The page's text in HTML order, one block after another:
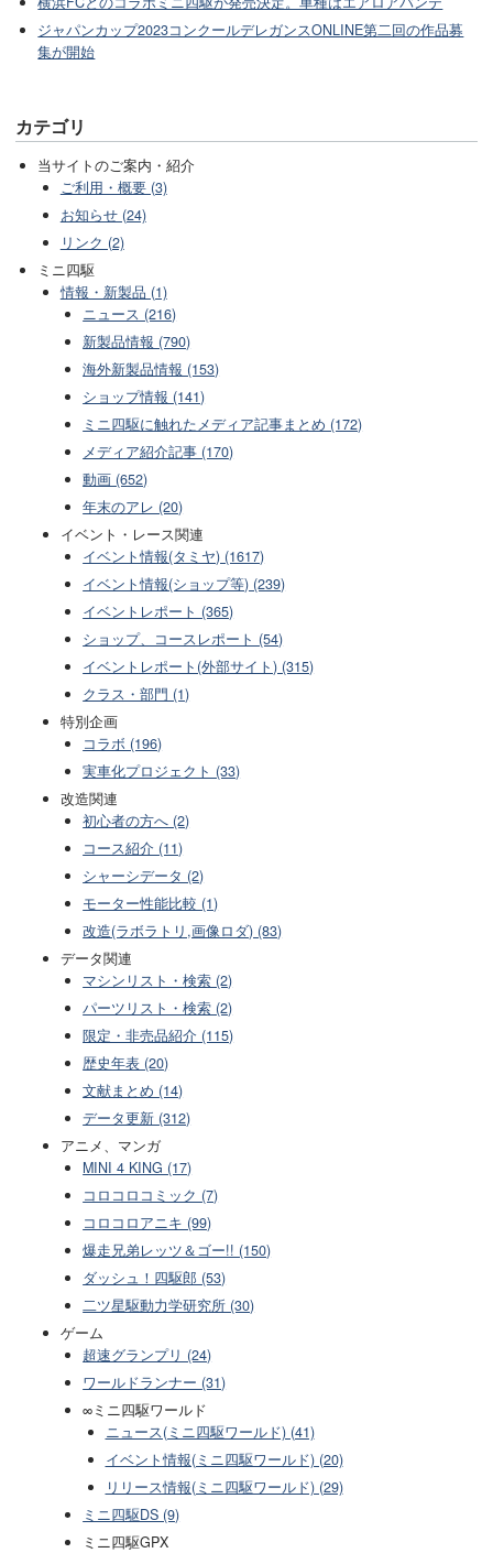
ジャパンカップ2023コンクールデレガンスONLINE第二回の作品募
集が開始
カテゴリ
当サイトのご案内・紹介
ご利用・概要 (3)
お知らせ (24)
リンク (2)
ミニ四駆
情報・新製品 (1)
ニュース (216)
新製品情報 (790)
海外新製品情報 (153)
ショップ情報 (141)
ミニ四駆に触れたメディア記事まとめ (172)
メディア紹介記事 (170)
動画 (652)
年末のアレ (20)
イベント・レース関連
イベント情報(タミヤ) (1617)
イベント情報(ショップ等) (239)
イベントレポート (365)
ショップ、コースレポート (54)
イベントレポート(外部サイト) (315)
クラス・部門 (1)
特別企画
コラボ (196)
実車化プロジェクト (33)
改造関連
初心者の方へ (2)
コース紹介 (11)
シャーシデータ (2)
モーター性能比較 (1)
改造(ラボラトリ,画像ロダ) (83)
データ関連
マシンリスト・検索 (2)
パーツリスト・検索 (2)
限定・非売品紹介 (115)
歴史年表 (20)
文献まとめ (14)
データ更新 (312)
アニメ、マンガ
MINI 4 KING (17)
コロコロコミック (7)
コロコロアニキ (99)
爆走兄弟レッツ＆ゴー!! (150)
ダッシュ！四駆郎 (53)
二ツ星駆動力学研究所 (30)
ゲーム
超速グランプリ (24)
ワールドランナー (31)
∞ミニ四駆ワールド
ニュース(ミニ四駆ワールド) (41)
イベント情報(ミニ四駆ワールド) (20)
リリース情報(ミニ四駆ワールド) (29)
ミニ四駆DS (9)
ミニ四駆GPX